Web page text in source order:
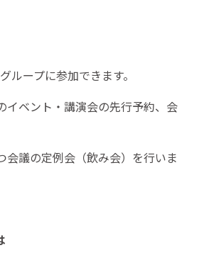
ループに参加できます。
イベント・講演会の先行予約、会
会議の定例会（飲み会）を行いま